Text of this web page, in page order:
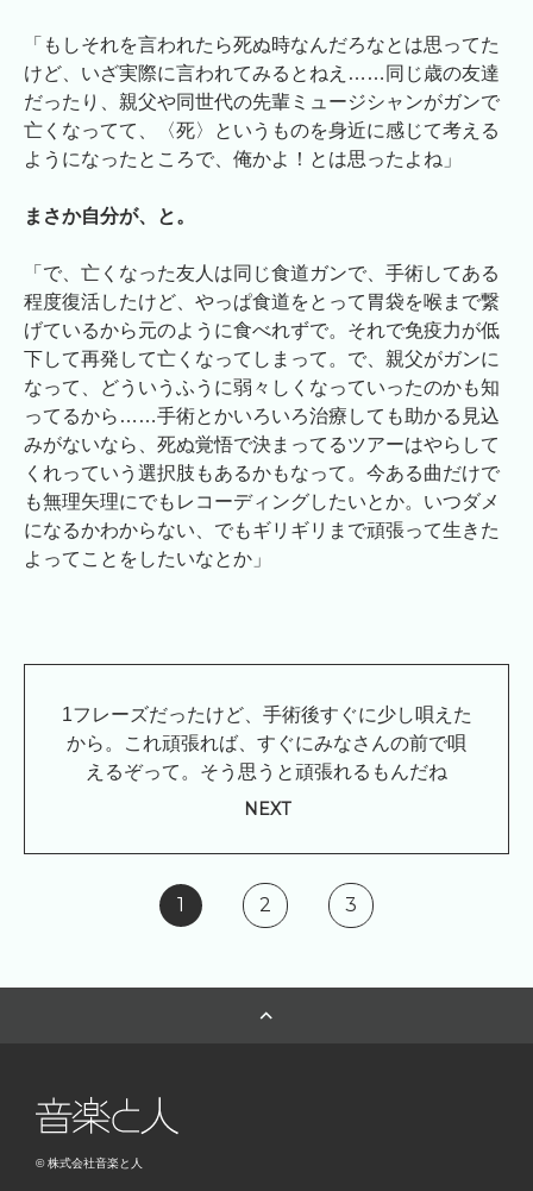
「もしそれを言われたら死ぬ時なんだろなとは思ってた
けど、いざ実際に言われてみるとねえ……同じ歳の友達
だったり、親父や同世代の先輩ミュージシャンがガンで
亡くなってて、〈死〉というものを身近に感じて考える
ようになったところで、俺かよ！とは思ったよね」
まさか自分が、と。
「で、亡くなった友人は同じ食道ガンで、手術してある
程度復活したけど、やっぱ食道をとって胃袋を喉まで繋
げているから元のように食べれずで。それで免疫力が低
下して再発して亡くなってしまって。で、親父がガンに
なって、どういうふうに弱々しくなっていったのかも知
ってるから……手術とかいろいろ治療しても助かる見込
みがないなら、死ぬ覚悟で決まってるツアーはやらして
くれっていう選択肢もあるかもなって。今ある曲だけで
も無理矢理にでもレコーディングしたいとか。いつダメ
になるかわからない、でもギリギリまで頑張って生きた
よってことをしたいなとか」
1フレーズだったけど、手術後すぐに少し唄えた
から。これ頑張れば、すぐにみなさんの前で唄
えるぞって。そう思うと頑張れるもんだね
NEXT
1 2 3
© 株式会社音楽と人